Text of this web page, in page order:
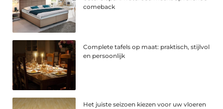
comeback
Complete tafels op maat: praktisch, stijlvol
en persoonlijk
Het juiste seizoen kiezen voor uw vloeren